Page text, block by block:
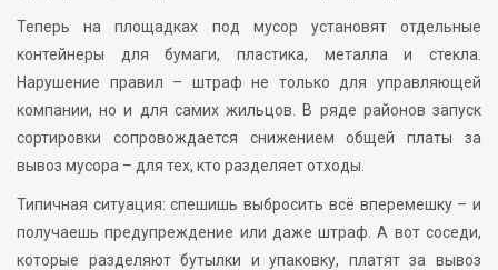
Теперь на площадках под мусор установят отдельные
контейнеры для бумаги, пластика, металла и стекла.
Нарушение правил – штраф не только для управляющей
компании, но и для самих жильцов. В ряде районов запуск
сортировки сопровождается снижением общей платы за
вывоз мусора – для тех, кто разделяет отходы.
Типичная ситуация: спешишь выбросить всё вперемешку – и
получаешь предупреждение или даже штраф. А вот соседи,
которые разделяют бутылки и упаковку, платят за вывоз